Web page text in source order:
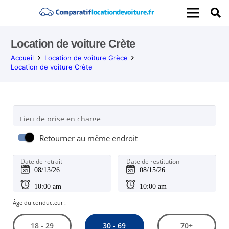
Location de voiture Crète
Accueil
Location de voiture Grèce
Location de voiture Crète
Lieu de prise en charge
Retourner au même endroit
Date de retrait Date de restitution
Âge du conducteur :
18 - 29 30 - 69 70+